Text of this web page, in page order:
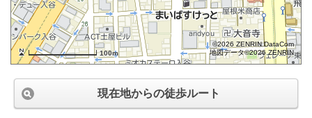
100m
©2026 ZENRIN DataCom
地図データ©2026 ZENRIN
現在地からの徒歩ルート